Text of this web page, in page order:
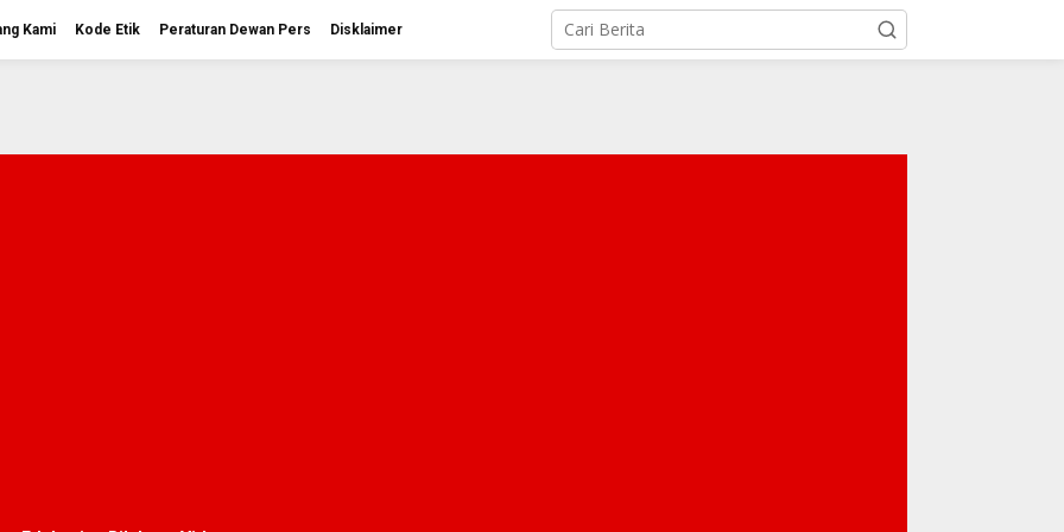
Kami Kode Etik Peraturan Dewan Pers Disklaimer